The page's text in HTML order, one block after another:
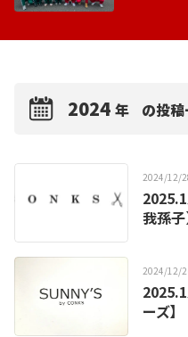
2024 年 の投
2024/12/
我孫子
2024/12/
ーズ】